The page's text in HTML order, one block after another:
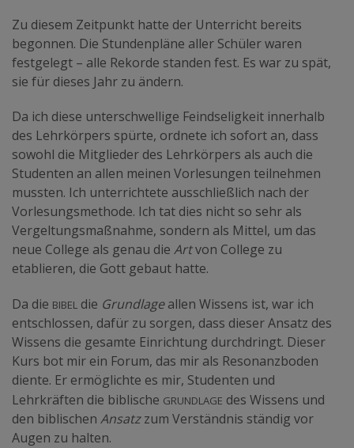
Zu diesem Zeitpunkt hatte der Unterricht bereits
begonnen. Die Stundenpläne aller Schüler waren
festgelegt – alle Rekorde standen fest. Es war zu spät,
sie für dieses Jahr zu ändern.
Da ich diese unterschwellige Feindseligkeit innerhalb
des Lehrkörpers spürte, ordnete ich sofort an, dass
sowohl die Mitglieder des Lehrkörpers als auch die
Studenten an allen meinen Vorlesungen teilnehmen
mussten. Ich unterrichtete ausschließlich nach der
Vorlesungsmethode. Ich tat dies nicht so sehr als
Vergeltungsmaßnahme, sondern als Mittel, um das
neue College als genau die Artvon College zu
etablieren, die Gott gebaut hatte.
Da die Bibel die Grundlageallen Wissens ist, war ich
entschlossen, dafür zu sorgen, dass dieser Ansatz des
Wissens die gesamte Einrichtung durchdringt. Dieser
Kurs bot mir ein Forum, das mir als Resonanzboden
diente. Er ermöglichte es mir, Studenten und
Lehrkräften die biblische Grundlage des Wissens und
den biblischen Ansatzzum Verständnis ständig vor
Augen zu halten.